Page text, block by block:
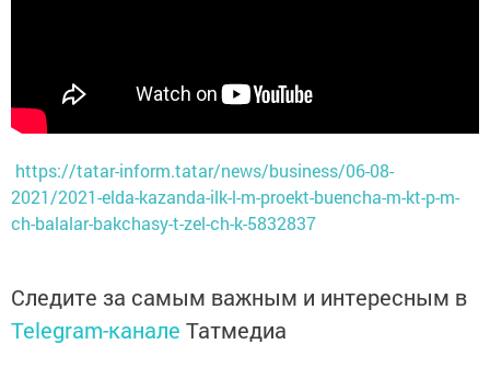
https://tatar-inform.tatar/news/business/06-08-
2021/2021-elda-kazanda-ilk-l-m-proekt-buencha-m-kt-p-m-
ch-balalar-bakchasy-t-zel-ch-k-5832837
Следите за самым важным и интересным в
Telegram-канале Татмедиа